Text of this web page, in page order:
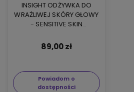
INSIGHT ODŻYWKA DO
WRAŻLIWEJ SKÓRY GŁOWY
- SENSITIVE SKIN
89,00 zł
Powiadom o
dostępności